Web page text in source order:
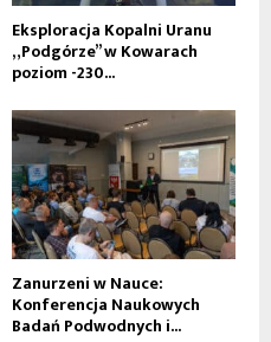
Eksploracja Kopalni Uranu
„Podgórze” w Kowarach
poziom -230...
Zanurzeni w Nauce:
Konferencja Naukowych
Badań Podwodnych i...